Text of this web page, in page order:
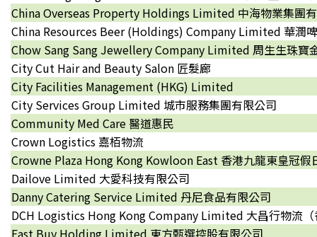
China Overseas Property Holdings Limited 中海物業集團
China Resources Beer (Holdings) Company Limited 華潤
Chow Sang Sang Jewellery Company Limited 周生生珠寶
City Cut Hair and Beauty Salon 匠髮廊
City Facilities Management (HKG) Limited
City Services Group Limited 城市服務集團有限公司
Community Med Care 醫道惠民
Crown Logistics 嘉栢物流
Crowne Plaza Hong Kong Kowloon East 香港九龍東皇冠假
Dailove Limited 大愛科技有限公司
Danny Catering Service Limited 丹尼食品有限公司
DCH Logistics Hong Kong Company Limited 大昌行物流
East Buy Holding Limited 東方甄選控股有限公司